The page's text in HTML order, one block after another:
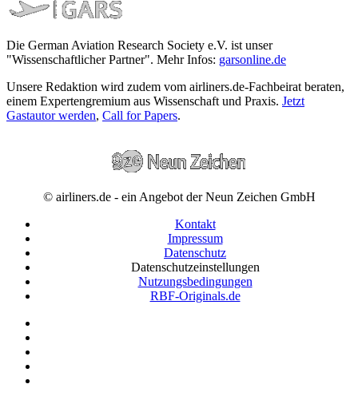
Die German Aviation Research Society e.V. ist unser
"Wissenschaftlicher Partner". Mehr Infos: garsonline.de
Unsere Redaktion wird zudem vom airliners.de-Fachbeirat beraten,
einem Expertengremium aus Wissenschaft und Praxis. Jetzt
Gastautor werden, Call for Papers.
© airliners.de - ein Angebot der Neun Zeichen GmbH
Kontakt
Impressum
Datenschutz
Datenschutzeinstellungen
Nutzungsbedingungen
RBF-Originals.de